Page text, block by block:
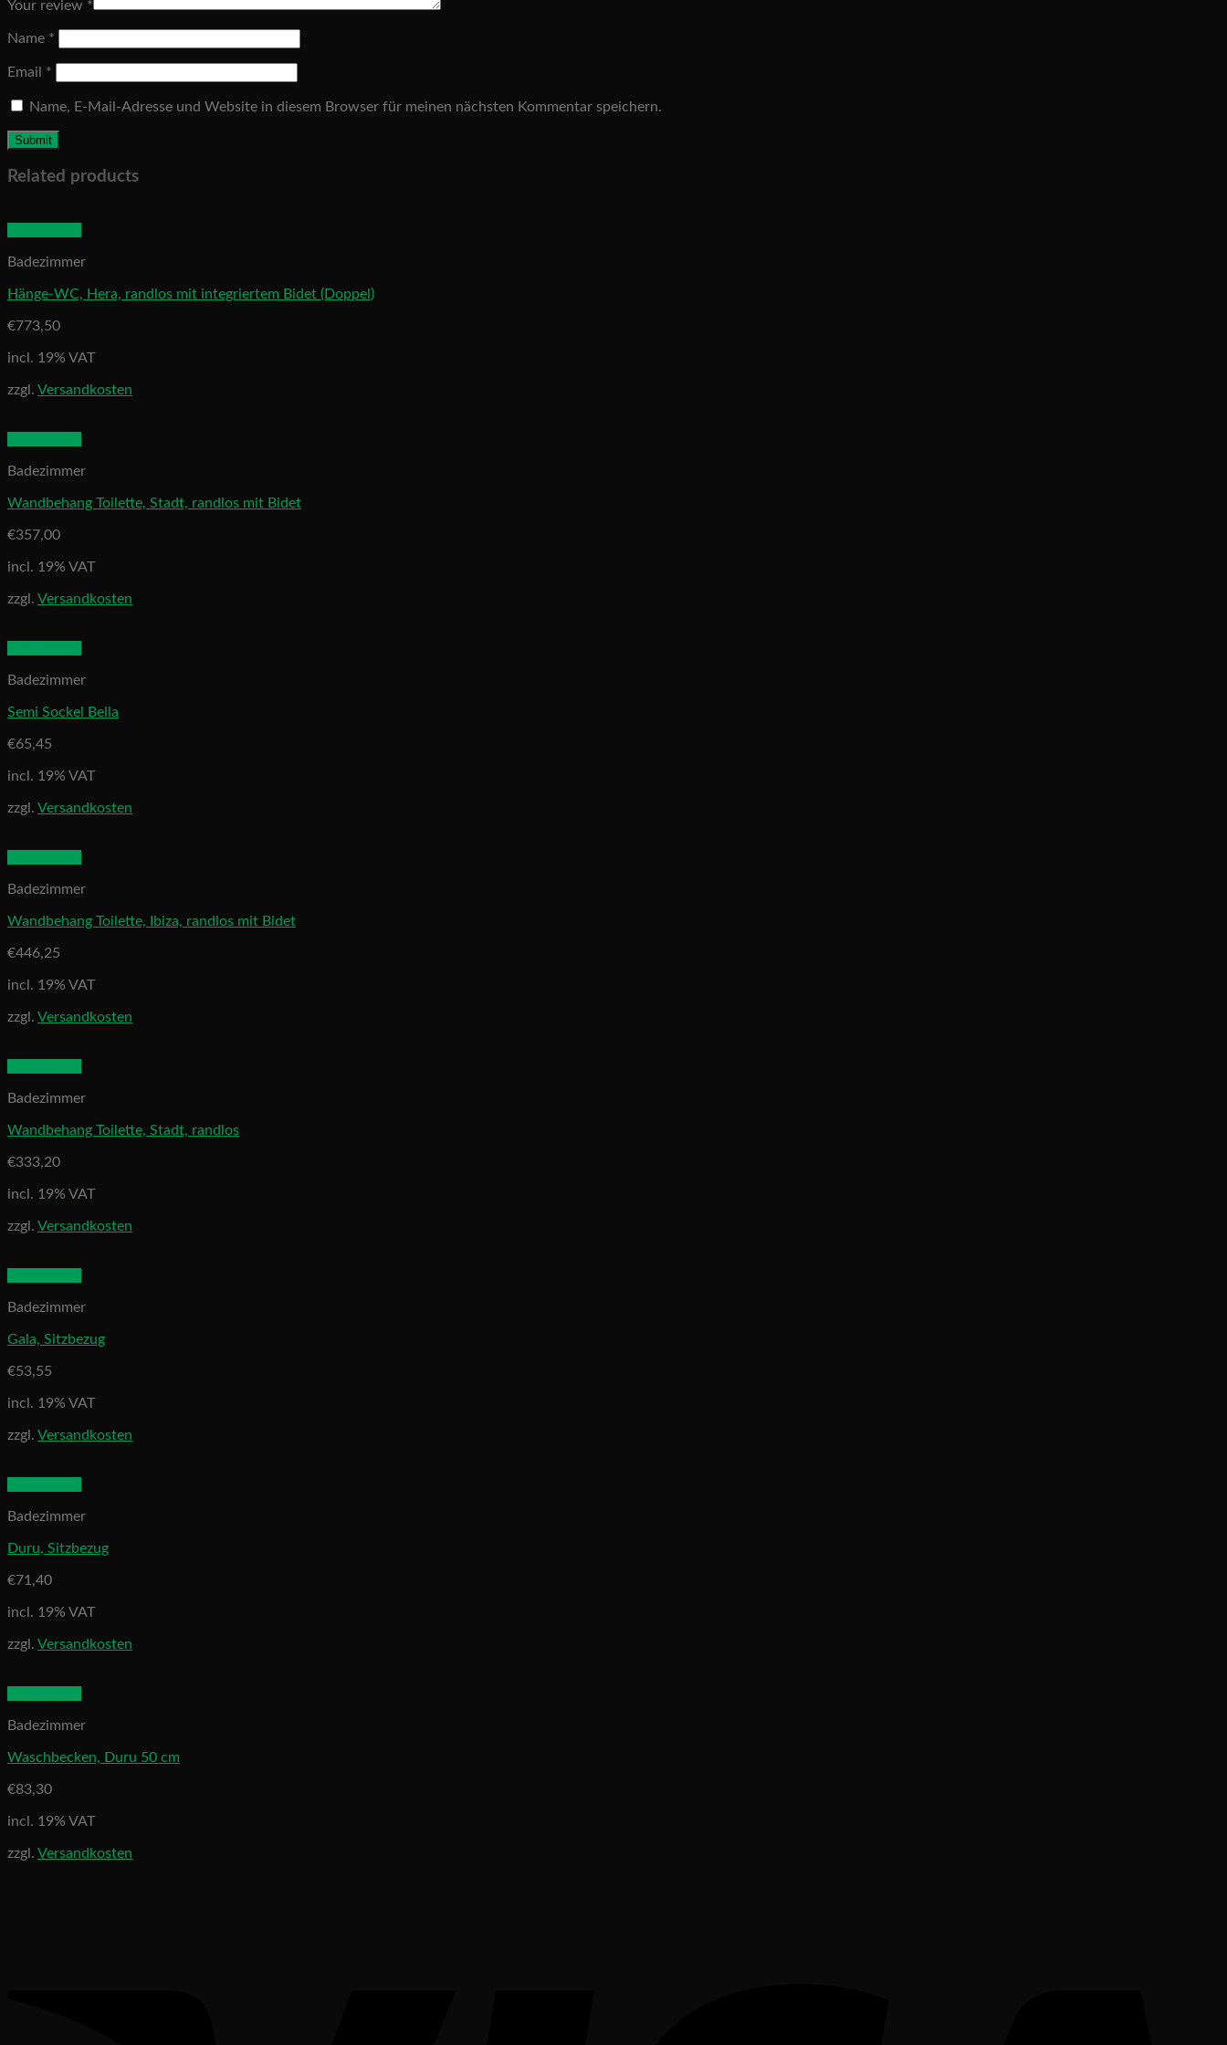
Your review *
Name *
Email *
Name, E-Mail-Adresse und Website in diesem Browser für meinen nächsten Kommentar speichern.
Related products
Badezimmer
Hänge-WC, Hera, randlos mit integriertem Bidet (Doppel)
€773,50
incl. 19% VAT
zzgl. Versandkosten
Badezimmer
Wandbehang Toilette, Stadt, randlos mit Bidet
€357,00
incl. 19% VAT
zzgl. Versandkosten
Badezimmer
Semi Sockel Bella
€65,45
incl. 19% VAT
zzgl. Versandkosten
Badezimmer
Wandbehang Toilette, Ibiza, randlos mit Bidet
€446,25
incl. 19% VAT
zzgl. Versandkosten
Badezimmer
Wandbehang Toilette, Stadt, randlos
€333,20
incl. 19% VAT
zzgl. Versandkosten
Badezimmer
Gala, Sitzbezug
€53,55
incl. 19% VAT
zzgl. Versandkosten
Badezimmer
Duru, Sitzbezug
€71,40
incl. 19% VAT
zzgl. Versandkosten
Badezimmer
Waschbecken, Duru 50 cm
€83,30
incl. 19% VAT
zzgl. Versandkosten